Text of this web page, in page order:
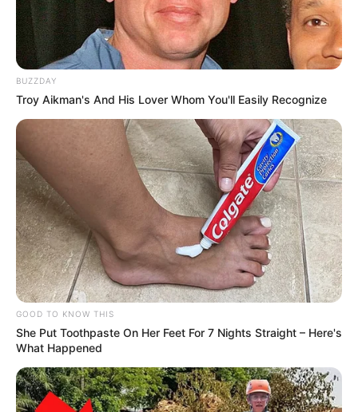
-ad9
O que o cliente precisa acompanhar
As mudanças mais relevantes para os próximos meses envolvem o
andamento do pedido de licença bancária, alterações nas
regras de rendimento da Caixinha,modificações nos benefícios
do Ultravioleta, atualizações na NuInvest e novos produtos que
devem surgir com a licença plena, ainda sem data confirmada.
O aplicativo roxo continua no bolso, os cartões seguem
funcionandoe a Caixinha ainda rende. Mas o Nubank de amanhã
já não é o mesmo de ontem — e entender esse movimento pode
fazer diferença na hora de tomar decisões financeiras.
BUZZDAY
Troy Aikman's And His Lover Whom You'll Easily Recognize
GOOD TO KNOW THIS
She Put Toothpaste On Her Feet For 7 Nights Straight – Here's
What Happened